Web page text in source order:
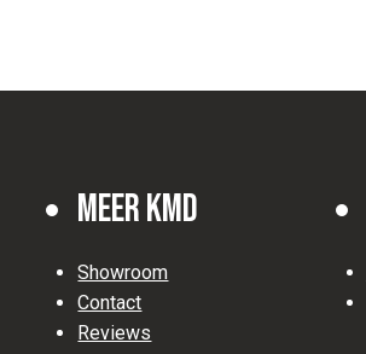
Meer KMD
Showroom
Contact
Reviews